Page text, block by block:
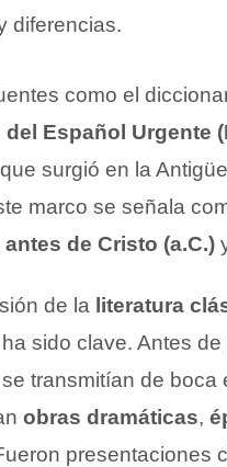
diferencias.
como el
Español Urgente
surgió en la
marco se señala
antes de Cristo (a.C.)
de la literatura
ha sido clave. Antes
transmitían de boca
obras dramáticas,
presentaciones